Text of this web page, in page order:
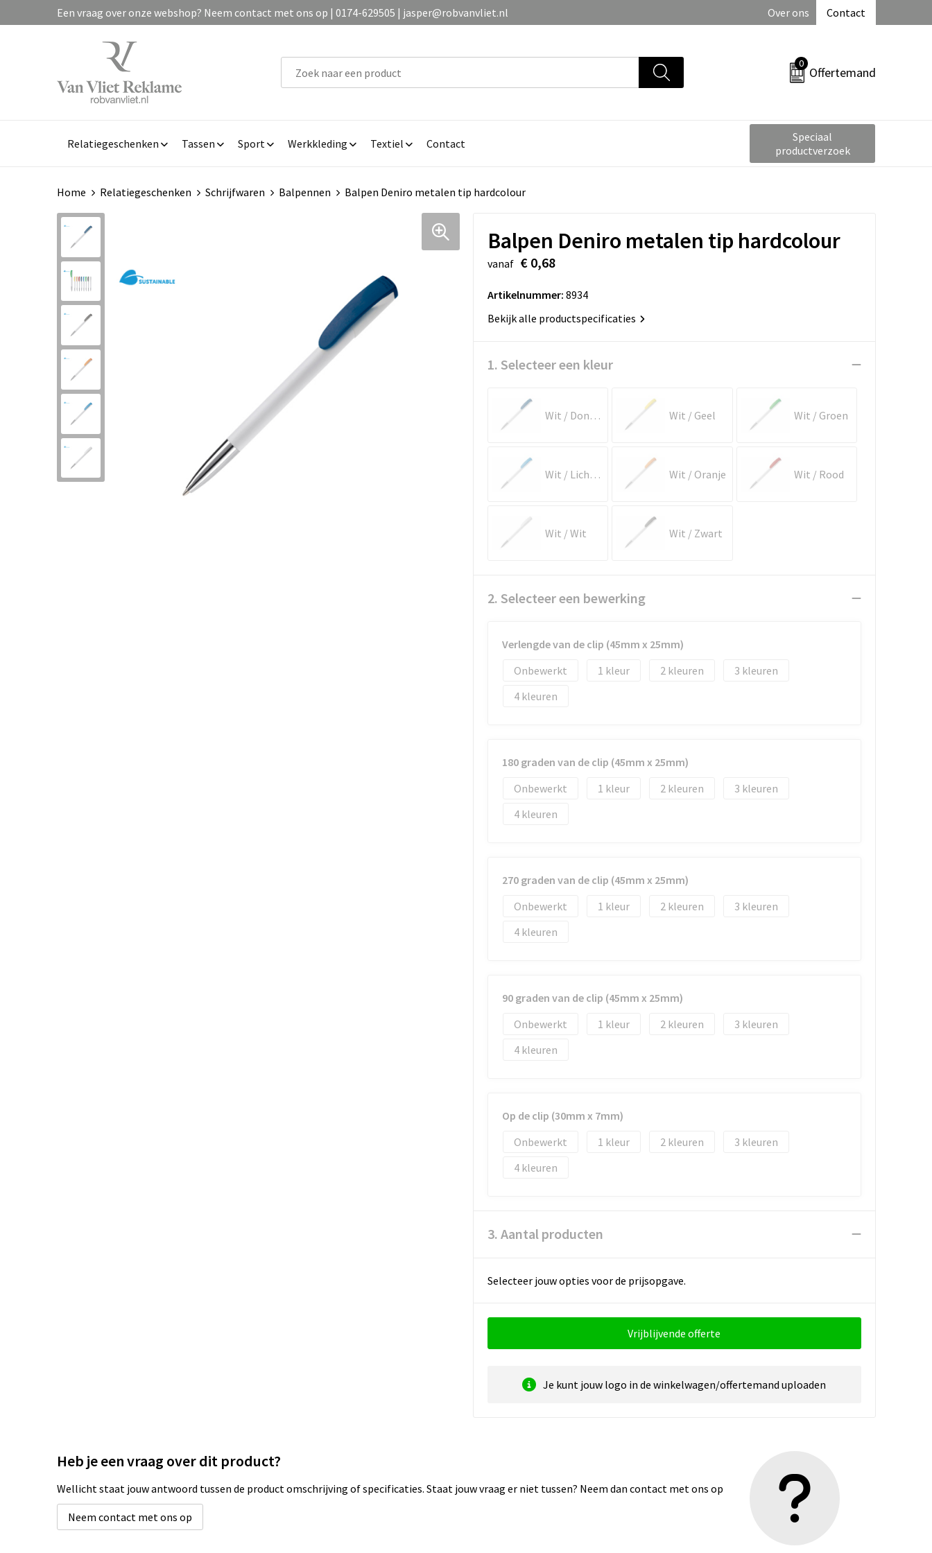
Een vraag over onze webshop? Neem contact met ons op | 0174-629505 | jasper@robvanvliet.nl Over ons Contact
0
Offertemand
Relatiegeschenken Tassen Sport Werkkleding Textiel Contact
Speciaal
productverzoek
Home Relatiegeschenken Schrijfwaren Balpennen Balpen Deniro metalen tip hardcolour
Balpen Deniro metalen tip hardcolour
vanaf € 0,68
Artikelnummer: 8934
Bekijk alle productspecificaties
1. Selecteer een kleur
Wit / Donkerblauw Wit / Geel Wit / Groen
Wit / Lichtblauw Wit / Oranje Wit / Rood
Wit / Wit Wit / Zwart
2. Selecteer een bewerking
Verlengde van de clip (45mm x 25mm)
Onbewerkt
1 2
3
4
180 graden van de clip (45mm x 25mm)
Onbewerkt
1 2
3
4
270 graden van de clip (45mm x 25mm)
Onbewerkt
1 2
3
4
90 graden van de clip (45mm x 25mm)
Onbewerkt
1 2
3
4
Op de clip (30mm x 7mm)
Onbewerkt
1 2
3
4
3. Aantal producten
Selecteer jouw opties voor de prijsopgave.
Vrijblijvende offerte
Je kunt jouw logo in de winkelwagen/offertemand uploaden
Heb je een vraag over dit product?
Wellicht staat jouw antwoord tussen de product omschrijving of specificaties. Staat jouw vraag er niet tussen? Neem dan contact met ons op
Neem contact met ons op